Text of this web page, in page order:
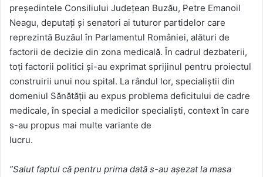
președintele Consiliului Județean Buzău, Petre Emanoil
Neagu, deputați și senatori ai tuturor partidelor care
reprezintă Buzăul în Parlamentul României, alături de
factorii de decizie din zona medicală. În cadrul dezbaterii,
toți factorii politici și-au exprimat sprijinul pentru proiectul
construirii unui nou spital. La rândul lor, specialiștii din
domeniul Sănătății au expus problema deficitului de cadre
medicale, în special a medicilor specialiști, context în care
s-au propus mai multe variante de
lucru.
”Salut faptul că pentru prima dată s-au așezat la masa